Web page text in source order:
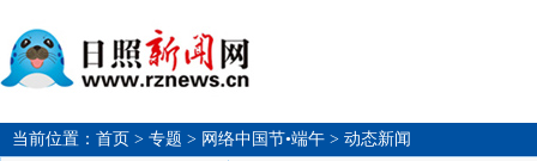
当前位置： 首页 > 专题 > 网络中国节•端午 > 动态新闻